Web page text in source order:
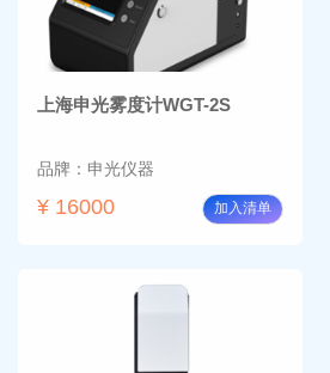
上海申光雾度计WGT-2S
品牌：申光仪器
¥ 16000 加入清单